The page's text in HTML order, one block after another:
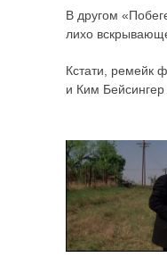
В другом
лихо
Кстати, ремейк
и Ким Бейсингер